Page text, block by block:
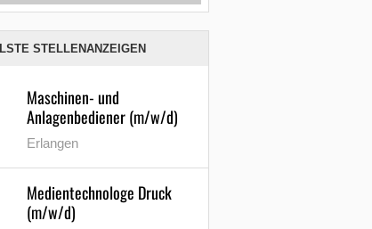
STELLENANZEIGEN
Maschinen- und
Anlagenbediener (m/w/d)
Erlangen
Medientechnologe Druck
(m/w/d)